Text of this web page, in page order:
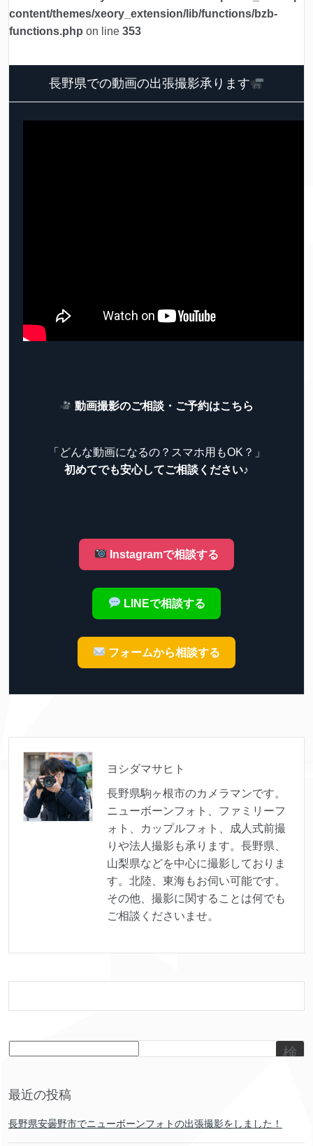
content/themes/xeory_extension/lib/functions/bzb-
functions.php on line 353
長野県での動画の出張撮影承ります
動画撮影のご相談・ご予約はこちら
「どんな動画になるの？スマホ用もOK？」
初めてでも安心してご相談ください♪
Instagramで相談する
LINEで相談する
フォームから相談する
ヨシダマサヒト
長野県駒ヶ根市のカメラマンです。
ニューボーンフォト、ファミリーフ
ォト、カップルフォト、成人式前撮
りや法人撮影も承ります。長野県、
山梨県などを中心に撮影しておりま
す。北陸、東海もお伺い可能です。
その他、撮影に関することは何でも
ご相談くださいませ。
検
最近の投稿
長野県安曇野市でニューボーンフォトの出張撮影をしました！